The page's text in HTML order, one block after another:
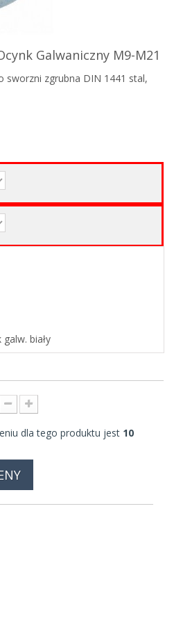
Galwaniczny M9-M21
sworzni zgrubna DIN 1441 stal,
galw. biały
dla tego produktu jest 10